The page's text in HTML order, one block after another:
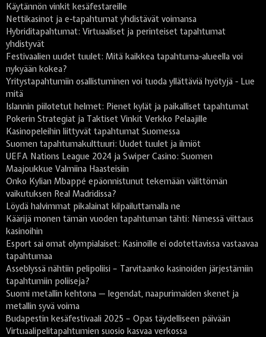
Käytännön vinkit kesäfestareille
Nettikasinot ja e-tapahtumat yhdistävät voimansa
Hybriditapahtumat: Virtuaaliset ja perinteiset tapahtumat
yhdistyvät
Festivaalien uudet tuulet: Mitä kaikkea tapahtuma-alueella voi
nykyään kokea?
Yritystapahtumiin osallistuminen voi tuoda yllättäviä hyötyjä - Lue
mitä
Islannin piilotetut helmet: Pienet kylät ja paikalliset tapahtumat
Pokerin Strategiat ja Taktiset Vinkit Verkko Pelaajille
Kasinopeleihin liittyvät tapahtumat Suomessa
Suomen tapahtumakulttuuri: Uudet tuulet ja ilmiöt
UEFA Nations League 2024 ja Swiper Casino: Suomen
Maajoukkue Valmiina Haasteisiin
Onko Kylian Mbappé epäonnistunut tekemään välittömän
vaikutuksen Real Madridissa?
Löydä halvimmat pikalainat kilpailuttamalla ne
Käärijä monen tämän vuoden tapahtuman tähti: Nimessä viittaus
kasinoihin
Esport sai omat olympialaiset: Kasinoille ei odotettavissa vastaavaa
tapahtumaa
Asseblyssä nähtiin pelipoliisi – Tarvitaanko kasinoiden järjestämiin
tapahtumiin poliiseja?
Suomi metallin kehtona — legendat, naapurimaiden skenet ja
metallin syvä voima
Budapestin kesäfestivaali 2025 – Opas täydelliseen päivään
Virtuaalipelitapahtumien suosio kasvaa verkossa